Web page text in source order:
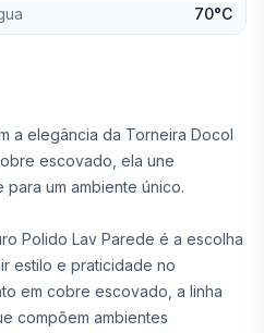
70°C
a elegância da Torneira Docol
escovado, ela une
um ambiente único.
Polido Lav Parede é a escolha
estilo e praticidade no
em cobre escovado, a linha
compõem ambientes